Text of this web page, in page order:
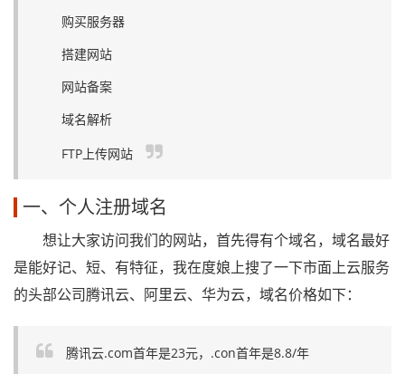
购买服务器
搭建网站
网站备案
域名解析
FTP上传网站
一、个人注册域名
想让大家访问我们的网站，首先得有个域名，域名最好
是能好记、短、有特征，我在度娘上搜了一下市面上云服务
的头部公司腾讯云、阿里云、华为云，域名价格如下：
腾讯云.com首年是23元，.con首年是8.8/年